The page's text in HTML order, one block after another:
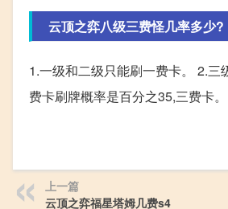
云顶之弈八级三费怪几率多少?
1.一级和二级只能刷一费卡。 2.
费卡刷牌概率是百分之35,三费卡。
上一篇
云顶之弈福星塔姆几费s4